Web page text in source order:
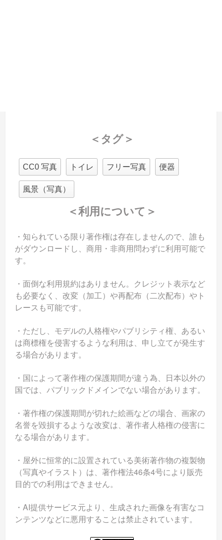
＜タグ＞
CC0 写真 トイレ フリー写真 便器
風景（写真）
＜利用について＞
・知られている限り著作権は存在しませんので、誰も
がダウンロードし、商用・非商用問わずに利用可能で
す。
・面倒な利用規約はありません。クレジット表示など
も必要なく、改変（加工）や再配布（二次配布）やト
レースも可能です。
・ただし、モデルの人格権やパブリシティ権、あるい
は商標権を侵害するような利用は、申し立てが発生す
る場合があります。
・国によって著作権の保護期間が違う為、日本以外の
国では、パブリックドメインでない場合があります。
・著作権の保護期間が切れた絵画などの場合、画家の
名誉を毀損するような改変は、著作者人格権の侵害に
なる場合があります。
・屋外に恒常的に設置されている美術著作物の複製物
（写真やイラスト）は、著作権法46条4号により販売
目的での利用はできません。
・AI提供サービス元より、生成された画像を有害なコ
ンテンツなどに悪用することは禁止されています。